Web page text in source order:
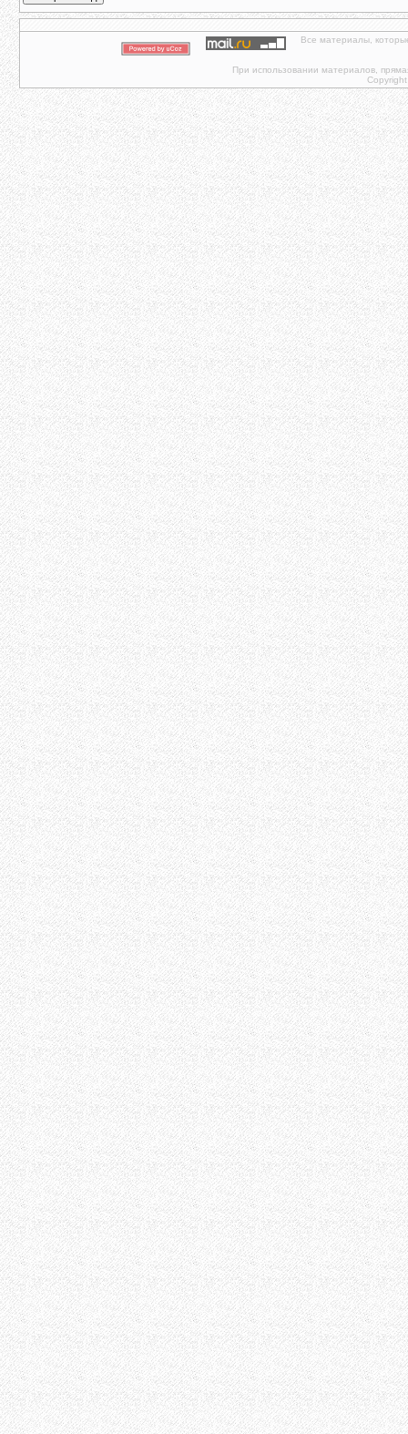
Все материалы,
При использовании материалов,